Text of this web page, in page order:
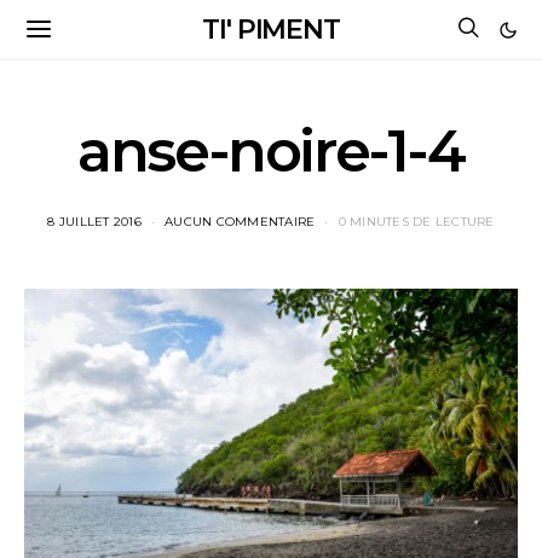
TI' PIMENT
anse-noire-1-4
8 JUILLET 2016 AUCUN COMMENTAIRE 0 MINUTES DE LECTURE